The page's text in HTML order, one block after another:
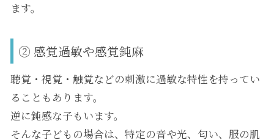
ます。
② 感覚過敏や感覚鈍麻
聴覚・視覚・触覚などの刺激に過敏な特性を持ってい
ることもあります。
逆に鈍感な子もいます。
そんな子どもの場合は、特定の音や光、匂い、服の肌